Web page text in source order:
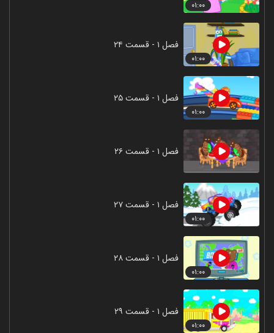
۰۱:۰۰
۰۱:۰۰
فصل ۱ - قسمت ۲۴
۰۱:۰۰
فصل ۱ - قسمت ۲۵
فصل ۱ - قسمت ۲۶
۰۱:۰۰
فصل ۱ - قسمت ۲۷
۰۱:۰۰
فصل ۱ - قسمت ۲۸
۰۱:۰۰
فصل ۱ - قسمت ۲۹